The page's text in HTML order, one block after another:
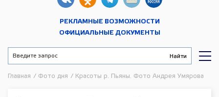
РЕКЛАМНЫЕ ВОЗМОЖНОСТИ
ОФИЦИАЛЬНЫЕ ДОКУМЕНТЫ
Главная / Фото дня / Красоты р. Пьяны. Фото Андрея Умярова